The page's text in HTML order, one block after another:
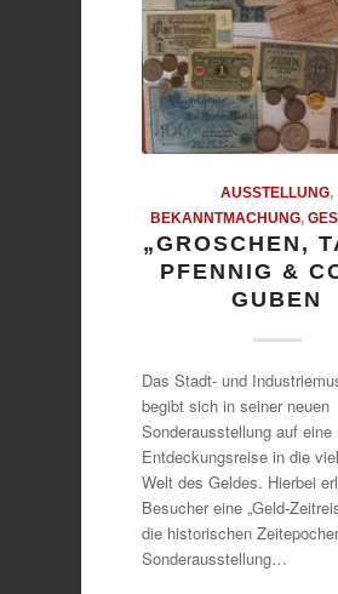
AUSSTELLUNG,
BEKANNTMACHUNG,
„GROSCHEN,
PFENNIG &
GUBEN
Das Stadt- und
begibt sich in seiner neuen
Sonderausstellung auf eine
Entdeckungsreise in die
Welt des Geldes. Hierbei
Besucher eine „Geld-
die historischen
Sonderausstellung…